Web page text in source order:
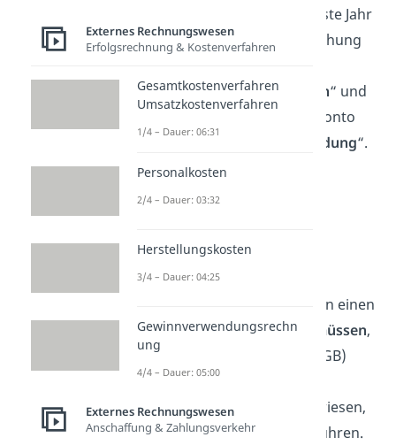
der Buchhaltung in das nächste Jahr
vorgetragen werden. Die Buchung
Saldenvorträge, Sachkonten“ und
die Gegenbuchung auf das Konto
Gewinnvortrag vor Verwendung“.
Wer muss einen
Gewinnvortrag
ermitteln?
Welche Unternehmensformen einen
Gewinnvortrag berechnen müssen,
ist im Handelsgesetzbuch (HGB)
vorgegeben. Demnach sind
Kapitalgesellschaften
angewiesen,
einen Gewinnvortrag aufzuführen.
Externes Rechnungswesen
Erfolgsrechnung & Kostenverfahren
Gesamtkostenverfahren
Umsatzkostenverfahren
1/4 – Dauer: 06:31
Personalkosten
2/4 – Dauer: 03:32
Herstellungskosten
3/4 – Dauer: 04:25
Gewinnverwendungsrechn
ung
4/4 – Dauer: 05:00
Externes Rechnungswesen
Anschaffung & Zahlungsverkehr